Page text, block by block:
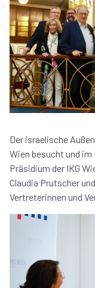
Der israelische
Wien besucht und
Präsidium der IKG
Claudia Prutscher
Vertreterinnen und